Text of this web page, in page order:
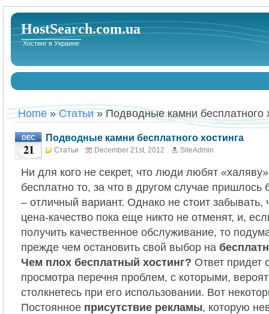
HostSearch.com.ua
Хостинг в Украине
Home»Статьи» Подводные камни бесплатного
DEC
21
Подводные камни бесплатного хостинга
Статьи December 21st, 2012 SiteAdmin
Ни для кого не секрет, что люди любят
бесплатно то, за что в другом случае пришлось
– отличный вариант. Однако не стоит забывать,
цена-качество пока еще никто не отменят, и,
получить качественное обслуживание, то
прежде чем остановить свой выбор на
Чем плох бесплатный хостинг? Ответ придет
просмотра перечня проблем, с которыми,
столкнетесь при его использовании. Вот
Постоянное присутствие рекламы, которую